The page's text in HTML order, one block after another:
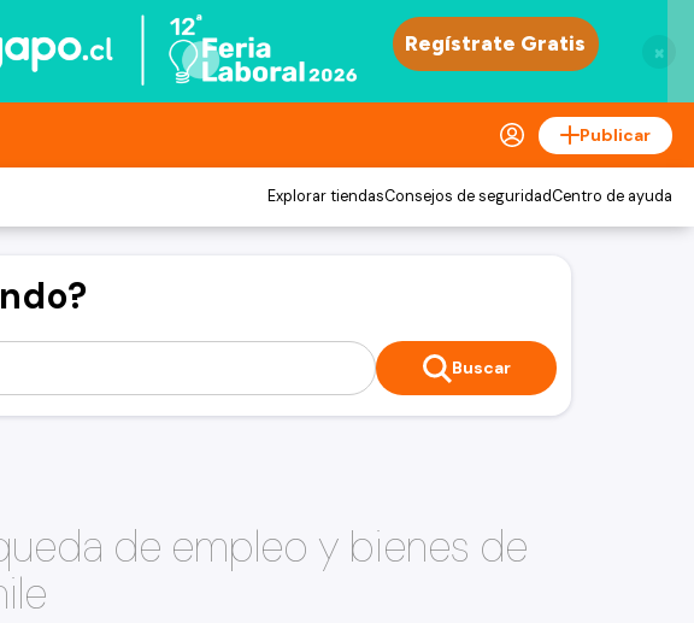
×
Publicar
Explorar tiendasConsejos de seguridadCentro de ayuda
Buscar
de empleo y bienes de